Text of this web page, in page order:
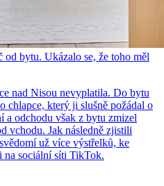
bytu. Ukázalo se, že toho měl
nad Nisou nevyplatila. Do bytu
chlapce, který ji slušně požádal o
a odchodu však z bytu zmizel
vchodu. Jak následně zjistili
už více výstřelků, ke
na sociální síti TikTok.